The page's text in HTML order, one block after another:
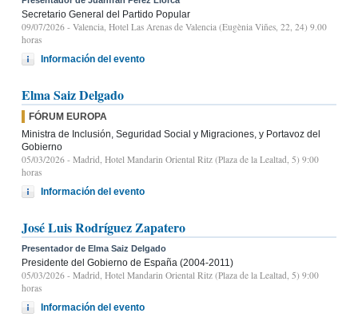
Secretario General del Partido Popular
09/07/2026 - Valencia, Hotel Las Arenas de Valencia (Eugènia Viñes, 22, 24) 9.00
horas
Información del evento
Elma Saiz Delgado
FÓRUM EUROPA
Ministra de Inclusión, Seguridad Social y Migraciones, y Portavoz del
Gobierno
05/03/2026 - Madrid, Hotel Mandarin Oriental Ritz (Plaza de la Lealtad, 5) 9:00
horas
Información del evento
José Luis Rodríguez Zapatero
Presentador de Elma Saiz Delgado
Presidente del Gobierno de España (2004-2011)
05/03/2026 - Madrid, Hotel Mandarin Oriental Ritz (Plaza de la Lealtad, 5) 9:00
horas
Información del evento